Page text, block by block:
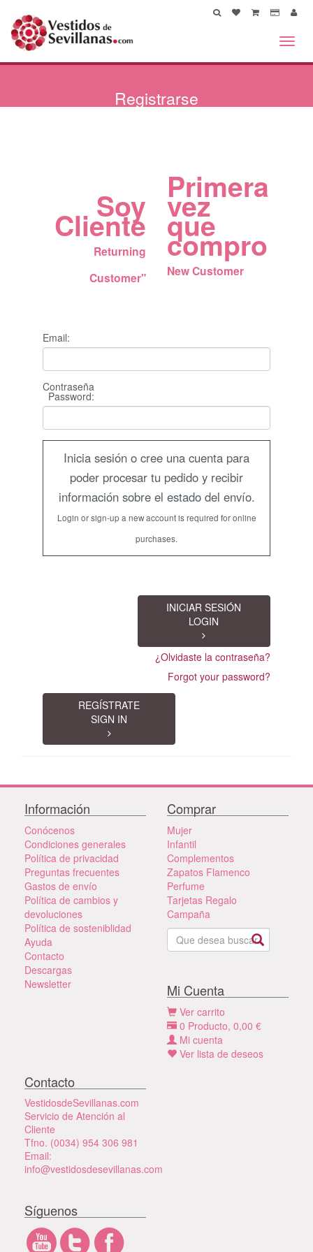
Registrarse
Soy
Cliente
Returning
Customer"
Primera
vez
que
compro
New Customer
Email:
Contraseña
Password:
Inicia sesión o cree una cuenta para
poder procesar tu pedido y recibir
información sobre el estado del envío.
Login or sign-up a new account is required for online
purchases.
INICIAR SESIÓN
LOGIN
¿Olvidaste la contraseña?
Forgot your password?
REGÍSTRATE
SIGN IN
Información
Conócenos
Condiciones generales
Política de privacidad
Preguntas frecuentes
Gastos de envío
Política de cambios y
devoluciones
Política de sosteniblidad
Ayuda
Contacto
Descargas
Newsletter
Comprar
Mujer
Infantil
Complementos
Zapatos Flamenco
Perfume
Tarjetas Regalo
Campaña
Mi Cuenta
Ver carrito
0 Producto, 0,00 €
Mi cuenta
Ver lista de deseos
Contacto
VestidosdeSevillanas.com
Servicio de Atención al
Cliente
Tfno. (0034) 954 306 981
Email:
info@vestidosdesevillanas.com
Síguenos